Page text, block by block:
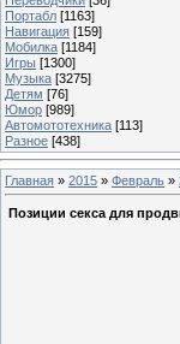
Портабл [1163]
Навигация [159]
Мобилка [1184]
Игры [1300]
Музыка [3275]
Детям [76]
Юмор [989]
Автомототехника [113]
Разное [438]
Главная » 2015 » Февраль »
Позиции секса для